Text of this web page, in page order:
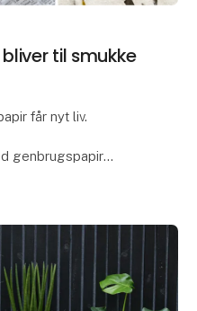
til smukke
får nyt liv.
genbrugspapir